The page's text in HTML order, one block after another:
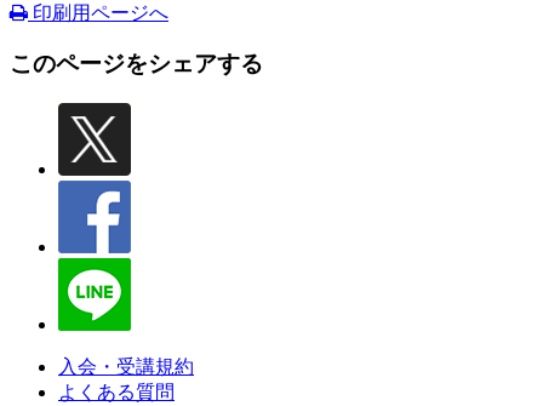
印刷用ページへ
このページをシェアする
入会・受講規約
よくある質問